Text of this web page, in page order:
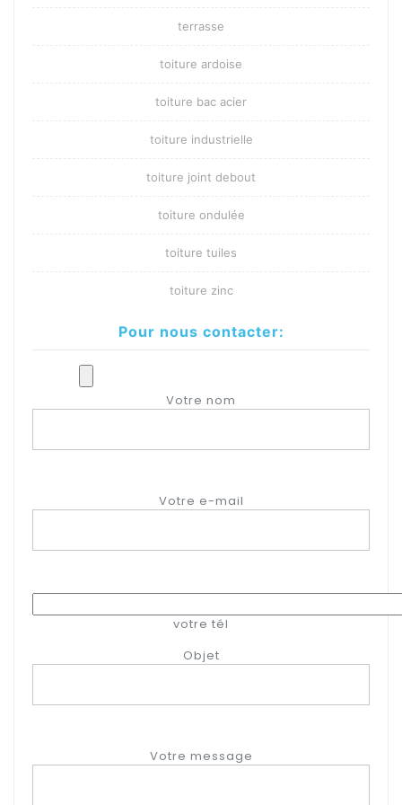
terrasse
toiture ardoise
toiture bac acier
toiture industrielle
toiture joint debout
toiture ondulée
toiture tuiles
toiture zinc
Pour nous contacter:
Votre nom
Votre e-mail
votre tél
Objet
Votre message